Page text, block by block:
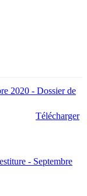
2020 - Dossier de
Télécharger
- Septembre